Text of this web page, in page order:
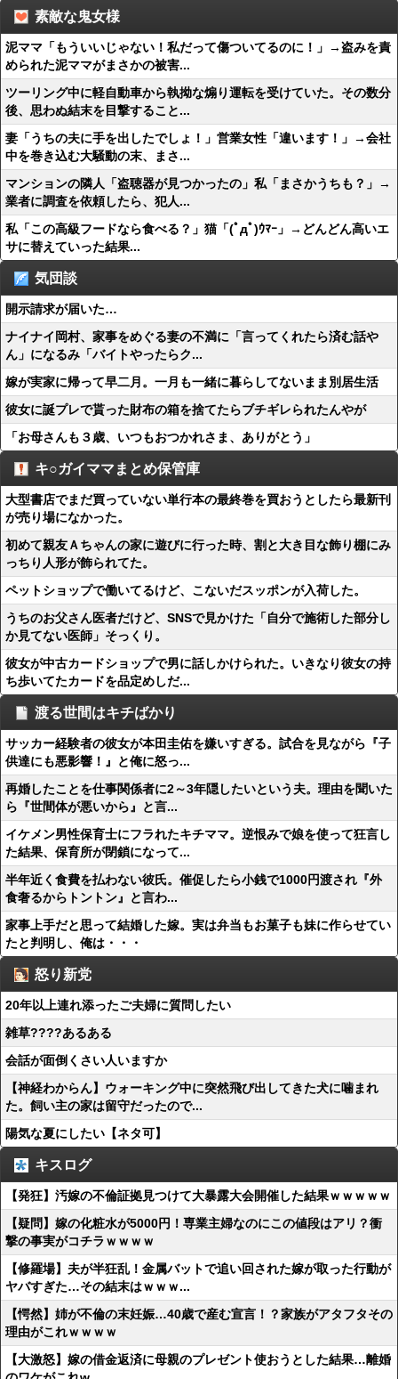
素敵な鬼女様
泥ママ「もういいじゃない！私だって傷ついてるのに！」→盗みを責
められた泥ママがまさかの被害...
ツーリング中に軽自動車から執拗な煽り運転を受けていた。その数分
後、思わぬ結末を目撃すること...
妻「うちの夫に手を出したでしょ！」営業女性「違います！」→会社
中を巻き込む大騒動の末、まさ...
マンションの隣人「盗聴器が見つかったの」私「まさかうちも？」→
業者に調査を依頼したら、犯人...
私「この高級フードなら食べる？」猫「(ﾟдﾟ)ｳﾏｰ」→どんどん高いエ
サに替えていった結果...
気団談
開示請求が届いた…
ナイナイ岡村、家事をめぐる妻の不満に「言ってくれたら済む話や
ん」になるみ「バイトやったらク...
嫁が実家に帰って早二月。一月も一緒に暮らしてないまま別居生活
彼女に誕プレで貰った財布の箱を捨てたらブチギレられたんやが
「お母さんも３歳、いつもおつかれさま、ありがとう」
キ○ガイママまとめ保管庫
大型書店でまだ買っていない単行本の最終巻を買おうとしたら最新刊
が売り場になかった。
初めて親友Ａちゃんの家に遊びに行った時、割と大き目な飾り棚にみ
っちり人形が飾られてた。
ペットショップで働いてるけど、こないだスッポンが入荷した。
うちのお父さん医者だけど、SNSで見かけた「自分で施術した部分し
か見てない医師」そっくり。
彼女が中古カードショップで男に話しかけられた。いきなり彼女の持
ち歩いてたカードを品定めしだ...
渡る世間はキチばかり
サッカー経験者の彼女が本田圭佑を嫌いすぎる。試合を見ながら『子
供達にも悪影響！』と俺に怒っ...
再婚したことを仕事関係者に2～3年隠したいという夫。理由を聞いた
ら『世間体が悪いから』と言...
イケメン男性保育士にフラれたキチママ。逆恨みで娘を使って狂言し
た結果、保育所が閉鎖になって...
半年近く食費を払わない彼氏。催促したら小銭で1000円渡され『外
食奢るからトントン』と言わ...
家事上手だと思って結婚した嫁。実は弁当もお菓子も妹に作らせてい
たと判明し、俺は・・・
怒り新党
20年以上連れ添ったご夫婦に質問したい
雑草????あるある
会話が面倒くさい人いますか
【神経わからん】ウォーキング中に突然飛び出してきた犬に噛まれ
た。飼い主の家は留守だったので...
陽気な夏にしたい【ネタ可】
キスログ
【発狂】汚嫁の不倫証拠見つけて大暴露大会開催した結果ｗｗｗｗｗ
【疑問】嫁の化粧水が5000円！専業主婦なのにこの値段はアリ？衝
撃の事実がコチラｗｗｗｗ
【修羅場】夫が半狂乱！金属バットで追い回された嫁が取った行動が
ヤバすぎた…その結末はｗｗｗ...
【愕然】姉が不倫の末妊娠…40歳で産む宣言！？家族がアタフタその
理由がこれｗｗｗｗ
【大激怒】嫁の借金返済に母親のプレゼント使おうとした結果…離婚